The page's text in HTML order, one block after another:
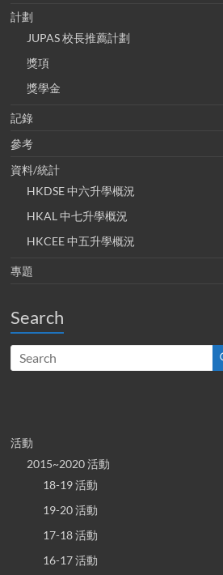
計劃
JUPAS 校長推薦計劃
獎項
獎學金
記錄
參考
資料/統計
HKDSE 中六升學概況
HKAL 中七升學概況
HKCEE 中五升學概況
專題
Search
活動
2015~2020 活動
18-19 活動
19-20 活動
17-18 活動
16-17 活動